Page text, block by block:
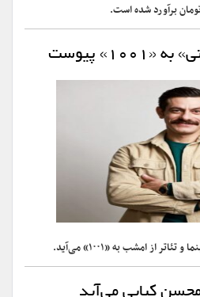
پیوست
از امشب به «۱۰۰۱» می‌‌آید.